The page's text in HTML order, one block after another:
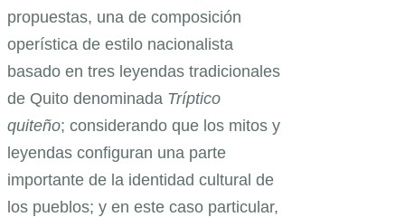
propuestas, una de composición
operística de estilo nacionalista
basado en tres leyendas tradicionales
de Quito denominada Tríptico
quiteño; considerando que los mitos y
leyendas configuran una parte
importante de la identidad cultural de
los pueblos; y en este caso particular,